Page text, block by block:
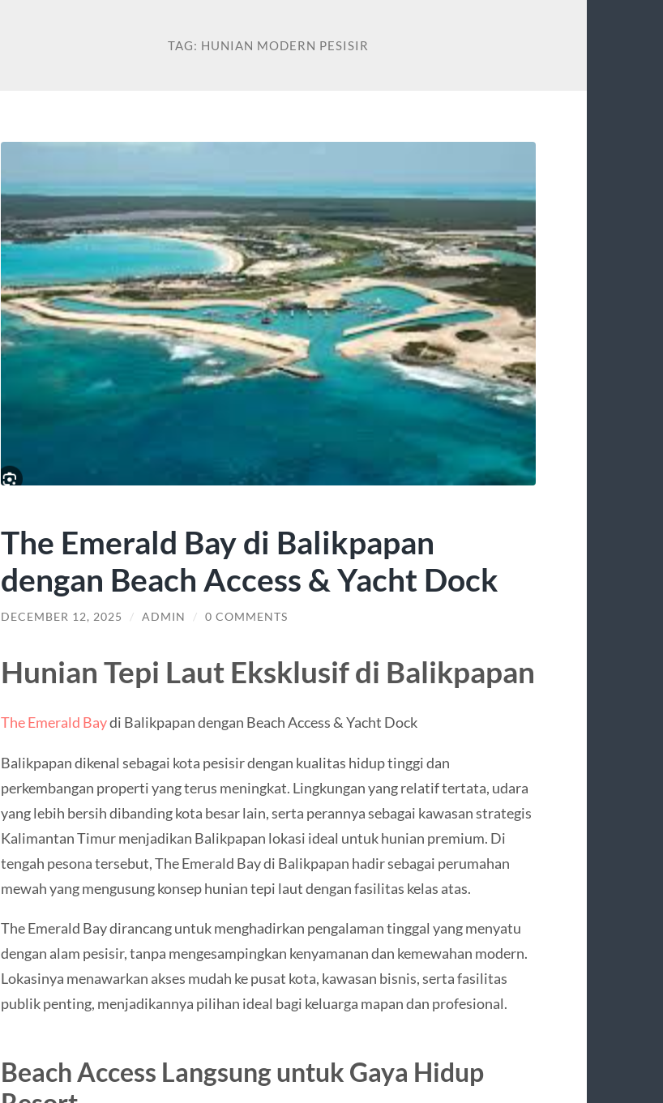
TAG: HUNIAN MODERN PESISIR
The Emerald Bay di Balikpapan
dengan Beach Access & Yacht Dock
DECEMBER 12, 2025 / ADMIN / 0 COMMENTS
Hunian Tepi Laut Eksklusif di Balikpapan
The Emerald Baydi Balikpapan dengan Beach Access & Yacht Dock
Balikpapan dikenal sebagai kota pesisir dengan kualitas hidup tinggi dan
perkembangan properti yang terus meningkat. Lingkungan yang relatif tertata, udara
yang lebih bersih dibanding kota besar lain, serta perannya sebagai kawasan strategis
Kalimantan Timur menjadikan Balikpapan lokasi ideal untuk hunian premium. Di
tengah pesona tersebut, The Emerald Bay di Balikpapan hadir sebagai perumahan
mewah yang mengusung konsep hunian tepi laut dengan fasilitas kelas atas.
The Emerald Bay dirancang untuk menghadirkan pengalaman tinggal yang menyatu
dengan alam pesisir, tanpa mengesampingkan kenyamanan dan kemewahan modern.
Lokasinya menawarkan akses mudah ke pusat kota, kawasan bisnis, serta fasilitas
publik penting, menjadikannya pilihan ideal bagi keluarga mapan dan profesional.
Beach Access Langsung untuk Gaya Hidup